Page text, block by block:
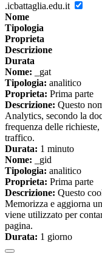
.icbattaglia.edu.it
Nome
Tipologia
Proprieta
Descrizione
Durata
Nome: _gat
Tipologia: analitico
Proprieta: Prima parte
Descrizione: Questo
Analytics, secondo la
frequenza delle
traffico.
Durata: 1 minuto
Nome: _gid
Tipologia: analitico
Proprieta: Prima parte
Descrizione: Questo
Memorizza e aggiorna
viene utilizzato per
pagina.
Durata: 1 giorno